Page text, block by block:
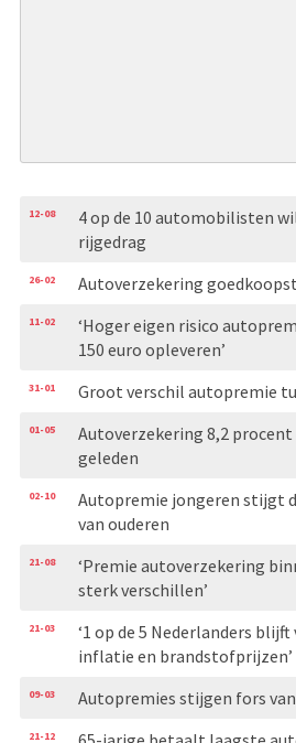
12-08
4 op de 10 automobilisten
rijgedrag
26-02 Autoverzekering
11-02
‘Hoger eigen risico
150 euro opleveren’
31-01 Groot verschil autopremie
01-05
Autoverzekering 8,2 procent
geleden
02-10
Autopremie jongeren stijgt
van ouderen
21-08
‘Premie autoverzekering
sterk verschillen’
21-03
‘1 op de 5 Nederlanders
inflatie en brandstofprijzen’
09-03 Autopremies stijgen fors
21-12